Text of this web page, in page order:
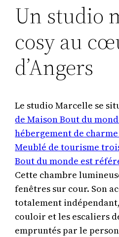
Un studio
cosy au
d’Angers
Le studio Marcelle se
de Maison Bout du
hébergement de
Meublé de tourisme
Bout du monde est
Cette chambre
fenêtres sur cour. Son
totalement
couloir et les escaliers
empruntés par le